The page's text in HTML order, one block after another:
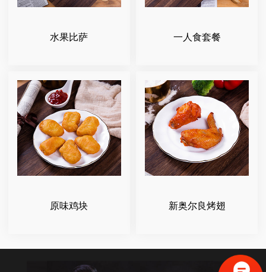
水果比萨 一人食套餐
原味鸡块 新奥尔良烤翅